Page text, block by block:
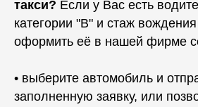
такси? Если у Вас есть
категории "B" и стаж
оформить её в нашей фирме
• выберите автомобиль и
заполненную заявку, или